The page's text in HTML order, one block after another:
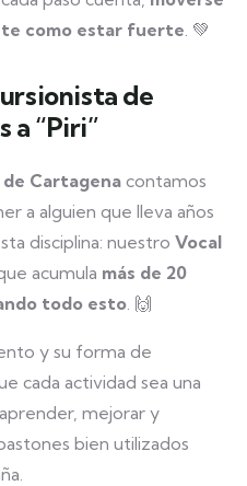
como estar fuerte. 💚
de
a “Piri”
Cartagena contamos
a alguien que lleva años
disciplina: nuestro Vocal
acumula más de 20
todo esto. 🙌
y su forma de
cada actividad sea una
mejorar y
bien utilizados